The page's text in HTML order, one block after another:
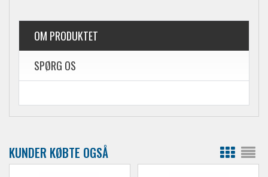
OM PRODUKTET
SPØRG OS
KUNDER KØBTE OGSÅ